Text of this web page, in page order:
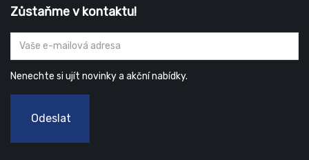
Zůstaňme v kontaktu!
Nenechte si ujít novinky a akční nabídky.
Odeslat